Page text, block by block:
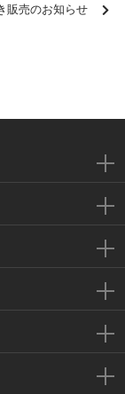
販売のお知らせ